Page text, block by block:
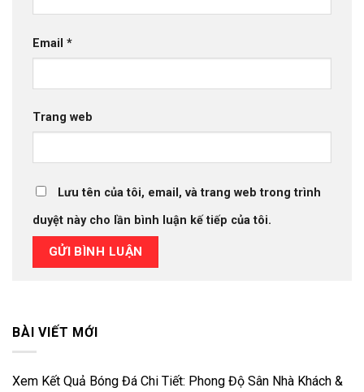
Email *
Trang web
Lưu tên của tôi, email, và trang web trong trình
duyệt này cho lần bình luận kế tiếp của tôi.
BÀI VIẾT MỚI
Xem Kết Quả Bóng Đá Chi Tiết: Phong Độ Sân Nhà Khách &